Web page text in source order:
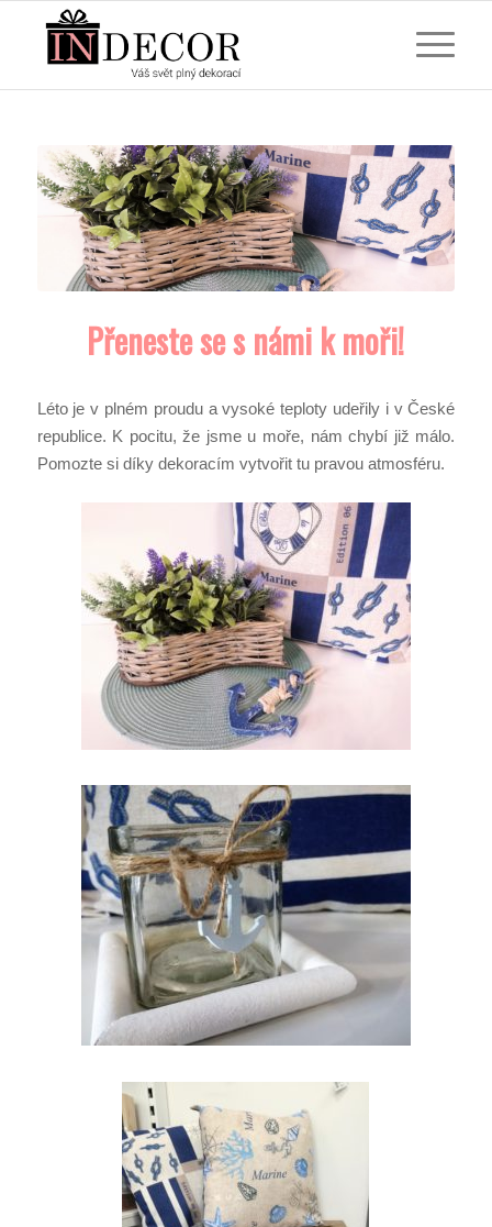
Přeneste se s námi k moři!
Léto je v plném proudu a vysoké teploty udeřily i v České
republice. K pocitu, že jsme u moře, nám chybí již málo.
Pomozte si díky dekoracím vytvořit tu pravou atmosféru.